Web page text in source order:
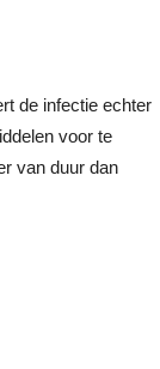
de infectie echter
voor te
van duur dan